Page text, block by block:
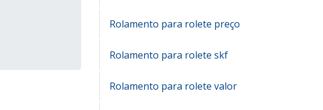
Rolamento para rolete preço
Rolamento para rolete skf
Rolamento para rolete valor